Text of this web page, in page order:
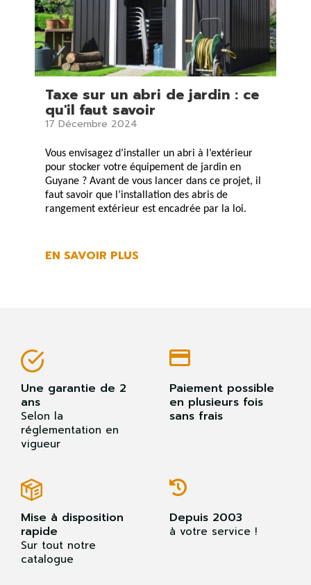
Taxe sur un abri de jardin : ce
qu'il faut savoir
17 Décembre 2024
Vous envisagez d’installer un abri à l’extérieur
pour stocker votre équipement de jardin en
Guyane ? Avant de vous lancer dans ce projet, il
faut savoir que l’installation des abris de
rangement extérieur est encadrée par la loi.
EN SAVOIR PLUS
Une garantie de 2
ans
Selon la
réglementation en
vigueur
Paiement possible
en plusieurs fois
sans frais
Mise à disposition
rapide
Sur tout notre
catalogue
Depuis 2003
à votre service !